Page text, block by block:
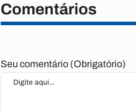
Comentários
Seu comentário (Obrigatório)